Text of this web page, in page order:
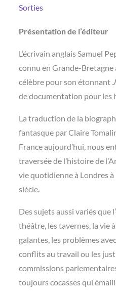
Sorties
Présentation de l’éditeur
L’écrivain anglais Samuel
connu en Grande-Bretagne
célèbre pour son étonnant
de documentation pour les
La traduction de la
fantasque par Claire
France aujourd’hui, nous
traversée de l’histoire de
vie quotidienne à Londres
siècle.
Des sujets aussi variés que
théâtre, les tavernes, la vie
galantes, les problèmes
conflits au travail ou les
commissions
toujours cocasses qui